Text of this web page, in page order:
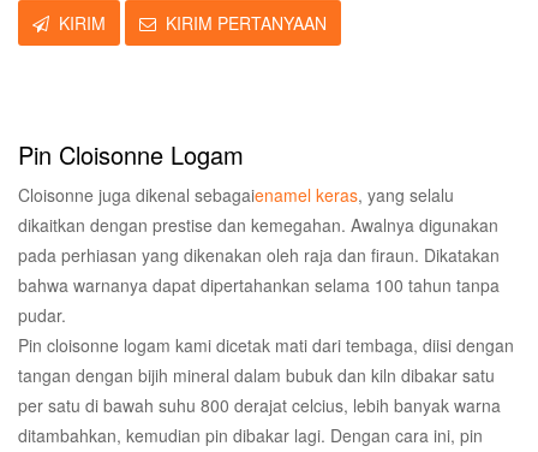
KIRIM KIRIM PERTANYAAN
Pin Cloisonne Logam
Cloisonne juga dikenal sebagaienamel keras, yang selalu
dikaitkan dengan prestise dan kemegahan. Awalnya digunakan
pada perhiasan yang dikenakan oleh raja dan firaun. Dikatakan
bahwa warnanya dapat dipertahankan selama 100 tahun tanpa
pudar.
Pin cloisonne logam kami dicetak mati dari tembaga, diisi dengan
tangan dengan bijih mineral dalam bubuk dan kiln dibakar satu
per satu di bawah suhu 800 derajat celcius, lebih banyak warna
ditambahkan, kemudian pin dibakar lagi. Dengan cara ini, pin